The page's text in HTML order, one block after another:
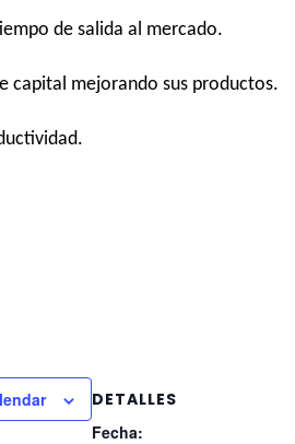
de salida al mercado.
capital mejorando sus productos.
DETALLES
Fecha: